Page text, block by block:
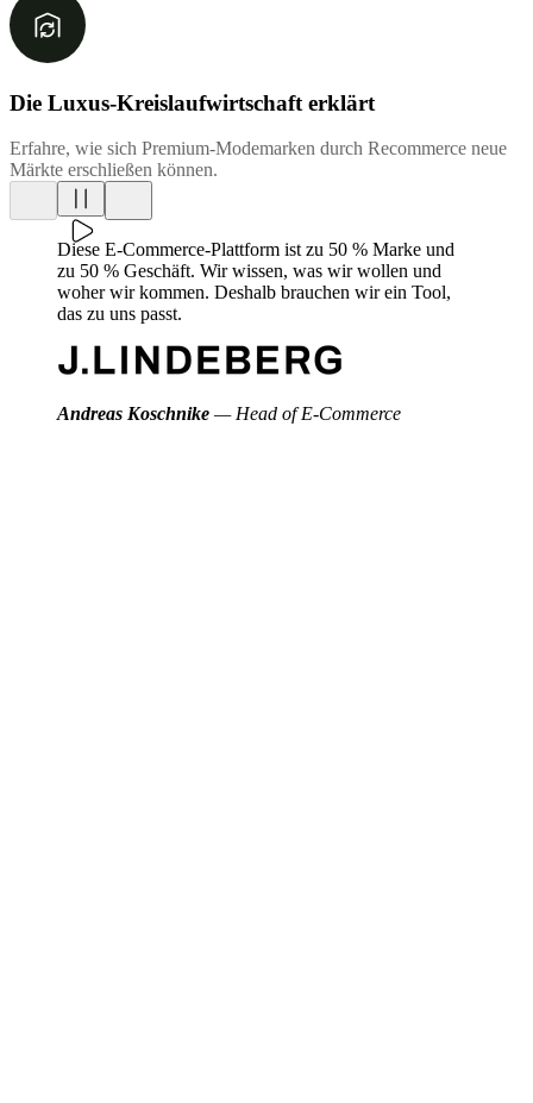
Die Luxus-Kreislaufwirtschaft erklärt
Erfahre, wie sich Premium-Modemarken durch Recommerce neue
Märkte erschließen können.
Diese E-Commerce-Plattform ist zu 50 % Marke und
zu 50 % Geschäft. Wir wissen, was wir wollen und
woher wir kommen. Deshalb brauchen wir ein Tool,
das zu uns passt.
Andreas Koschnike — Head of E-Commerce